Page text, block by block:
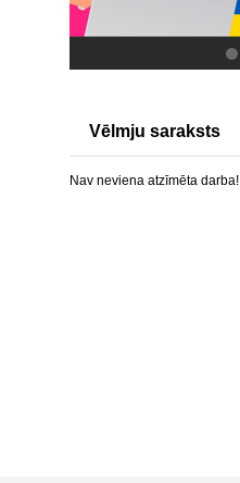
Vēlmju saraksts
Nav neviena atzīmēta darba!